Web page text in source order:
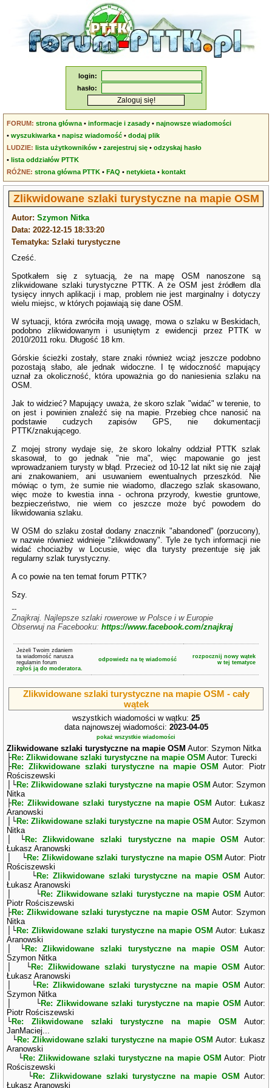
login:
hasło:
FORUM: strona główna •informacje i zasady •najnowsze wiadomości
•wyszukiwarka •napisz wiadomość •dodaj plik
LUDZIE: lista użytkowników •zarejestruj się •odzyskaj hasło
•lista oddziałów PTTK
RÓŻNE: strona główna PTTK •FAQ •netykieta •kontakt
Zlikwidowane szlaki turystyczne na mapie OSM
Autor:Szymon Nitka
Data: 2022-12-15 18:33:20
Tematyka: Szlaki turystyczne
Cześć.
Spotkałem się z sytuacją, że na mapę OSM nanoszone są
zlikwidowane szlaki turystyczne PTTK. A że OSM jest źródłem dla
tysięcy innych aplikacji i map, problem nie jest marginalny i dotyczy
wielu miejsc, w których pojawiają się dane OSM.
W sytuacji, która zwróciła moją uwagę, mowa o szlaku w Beskidach,
podobno zlikwidowanym i usuniętym z ewidencji przez PTTK w
2010/2011 roku. Długość 18 km.
Górskie ścieżki zostały, stare znaki również wciąż jeszcze podobno
pozostają słabo, ale jednak widoczne. I tę widoczność mapujący
uznał za okoliczność, która upoważnia go do naniesienia szlaku na
OSM.
Jak to widzieć? Mapujący uważa, że skoro szlak "widać" w terenie, to
on jest i powinien znaleźć się na mapie. Przebieg chce nanosić na
podstawie cudzych zapisów GPS, nie dokumentacji
PTTK/znakującego.
Z mojej strony wydaje się, że skoro lokalny oddział PTTK szlak
skasował, to go jednak "nie ma", więc mapowanie go jest
wprowadzaniem turysty w błąd. Przecież od 10-12 lat nikt się nie zajął
ani znakowaniem, ani usuwaniem ewentualnych przeszkód. Nie
mówiąc o tym, że sumie nie wiadomo, dlaczego szlak skasowano,
więc może to kwestia inna - ochrona przyrody, kwestie gruntowe,
bezpieczeństwo, nie wiem co jeszcze może być powodem do
likwidowania szlaku.
W OSM do szlaku został dodany znacznik "abandoned" (porzucony),
w nazwie również widnieje "zlikwidowany". Tyle że tych informacji nie
widać chociażby w Locusie, więc dla turysty prezentuje się jak
regularny szlak turystyczny.
A co powie na ten temat forum PTTK?
Szy.
--
Znajkraj. Najlepsze szlaki rowerowe w Polsce i w Europie
Obserwuj na Facebooku:https://www.facebook.com/znajkraj
Jeżeli Twoim zdaniem
ta wiadomość narusza
regulamin forum
zgłoś ją do moderatora.
odpowiedz na tę wiadomość
rozpocznij nowy wątek
w tej tematyce
Zlikwidowane szlaki turystyczne na mapie OSM - cały
wątek
wszystkich wiadomości w wątku: 25
data najnowszej wiadomości: 2023-04-05
pokaż wszystkie wiadomości
Zlikwidowane szlaki turystyczne na mapie OSM Autor: Szymon Nitka
├Re: Zlikwidowane szlaki turystyczne na mapie OSM Autor: Turecki
├Re: Zlikwidowane szlaki turystyczne na mapie OSM Autor: Piotr
Rościszewski
│└Re: Zlikwidowane szlaki turystyczne na mapie OSM Autor: Szymon
Nitka
├Re: Zlikwidowane szlaki turystyczne na mapie OSM Autor: Łukasz
Aranowski
│└Re: Zlikwidowane szlaki turystyczne na mapie OSM Autor: Szymon
Nitka
│ └Re: Zlikwidowane szlaki turystyczne na mapie OSM
Autor:
Łukasz Aranowski
│ └Re: Zlikwidowane szlaki turystyczne na mapie OSM Autor: Piotr
Rościszewski
│ └Re: Zlikwidowane szlaki turystyczne na mapie OSM Autor:
Łukasz Aranowski
│ └Re: Zlikwidowane szlaki turystyczne na mapie OSM Autor:
Piotr Rościszewski
├Re: Zlikwidowane szlaki turystyczne na mapie OSM Autor: Szymon
Nitka
│└Re: Zlikwidowane szlaki turystyczne na mapie OSM Autor: Łukasz
Aranowski
│ └Re: Zlikwidowane szlaki turystyczne na mapie OSM
Autor:
Szymon Nitka
│ └Re: Zlikwidowane szlaki turystyczne na mapie OSM Autor:
Łukasz Aranowski
│ └Re: Zlikwidowane szlaki turystyczne na mapie OSM Autor:
Szymon Nitka
│ └Re: Zlikwidowane szlaki turystyczne na mapie OSM Autor:
Piotr Rościszewski
└Re: Zlikwidowane szlaki turystyczne na mapie OSM
Autor:
JanMaciej...
└Re: Zlikwidowane szlaki turystyczne na mapie OSM Autor: Łukasz
Aranowski
└Re: Zlikwidowane szlaki turystyczne na mapie OSM Autor: Piotr
Rościszewski
└Re: Zlikwidowane szlaki turystyczne na mapie OSM Autor:
Łukasz Aranowski